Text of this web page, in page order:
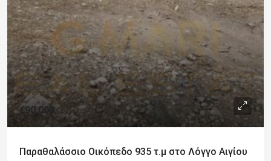
€90,000
Παραθαλάσσιο Οικόπεδο 935 τ.μ στο Λόγγο Αιγίου